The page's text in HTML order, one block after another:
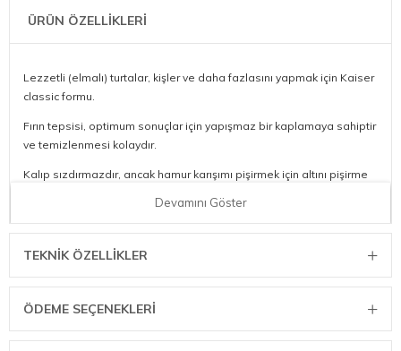
ÜRÜN ÖZELLİKLERİ
Lezzetli (elmalı) turtalar, kişler ve daha fazlasını yapmak için Kaiser
classic formu.
Fırın tepsisi, optimum sonuçlar için yapışmaz bir kaplamaya sahiptir
ve temizlenmesi kolaydır.
Kalıp sızdırmazdır, ancak hamur karışımı pişirmek için altını pişirme
Boyut: 28 cm çapında.
Devamını Göster
TEKNIK ÖZELLIKLER
ÖDEME SEÇENEKLERI